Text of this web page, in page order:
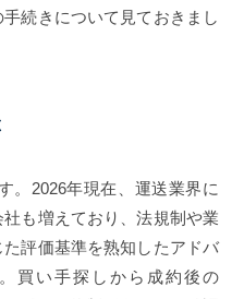
続きについて見ておきまし
。2026年現在、運送業界に
も増えており、法規制や業
評価基準を熟知したアドバ
買い手探しから成約後の